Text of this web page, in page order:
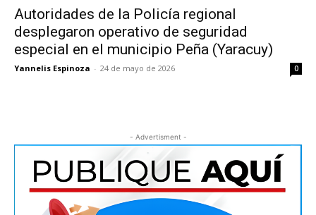
Autoridades de la Policía regional
desplegaron operativo de seguridad
especial en el municipio Peña (Yaracuy)
Yannelis Espinoza - 24 de mayo de 2026 0
- Advertisment -